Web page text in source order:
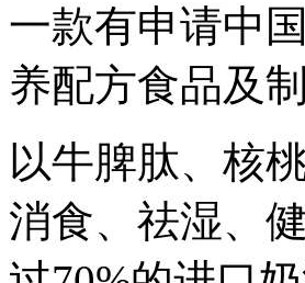
一款有申请中
养配方食品及
以牛脾肽、核
消食、祛湿、